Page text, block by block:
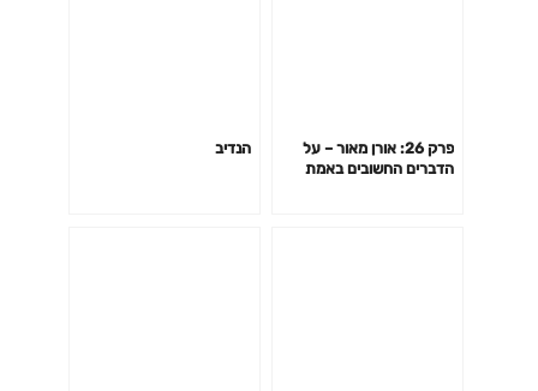
פרק 26: אורן מאור – על
הדברים החשובים באמת
הנדיב